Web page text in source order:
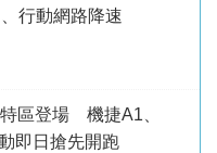
行動網路降速
區登場 機捷A1、
即日搶先開跑